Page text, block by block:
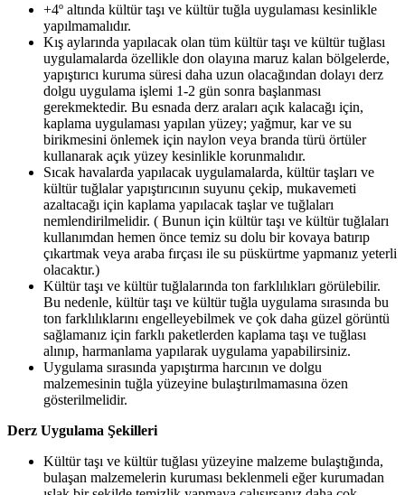
+4º altında kültür taşı ve kültür tuğla uygulaması kesinlikle
yapılmamalıdır.
Kış aylarında yapılacak olan tüm kültür taşı ve kültür tuğlası
uygulamalarda özellikle don olayına maruz kalan bölgelerde,
yapıştırıcı kuruma süresi daha uzun olacağından dolayı derz
dolgu uygulama işlemi 1-2 gün sonra başlanması
gerekmektedir. Bu esnada derz araları açık kalacağı için,
kaplama uygulaması yapılan yüzey; yağmur, kar ve su
birikmesini önlemek için naylon veya branda türü örtüler
kullanarak açık yüzey kesinlikle korunmalıdır.
Sıcak havalarda yapılacak uygulamalarda, kültür taşları ve
kültür tuğlalar yapıştırıcının suyunu çekip, mukavemeti
azaltacağı için kaplama yapılacak taşlar ve tuğlaları
nemlendirilmelidir. ( Bunun için kültür taşı ve kültür tuğlaları
kullanımdan hemen önce temiz su dolu bir kovaya batırıp
çıkartmak veya araba fırçası ile su püskürtme yapmanız yeterli
olacaktır.)
Kültür taşı ve kültür tuğlalarında ton farklılıkları görülebilir.
Bu nedenle, kültür taşı ve kültür tuğla uygulama sırasında bu
ton farklılıklarını engelleyebilmek ve çok daha güzel görüntü
sağlamanız için farklı paketlerden kaplama taşı ve tuğlası
alınıp, harmanlama yapılarak uygulama yapabilirsiniz.
Uygulama sırasında yapıştırma harcının ve dolgu
malzemesinin tuğla yüzeyine bulaştırılmamasına özen
gösterilmelidir.
Derz Uygulama Şekilleri
Kültür taşı ve kültür tuğlası yüzeyine malzeme bulaştığında,
bulaşan malzemelerin kuruması beklenmeli eğer kurumadan